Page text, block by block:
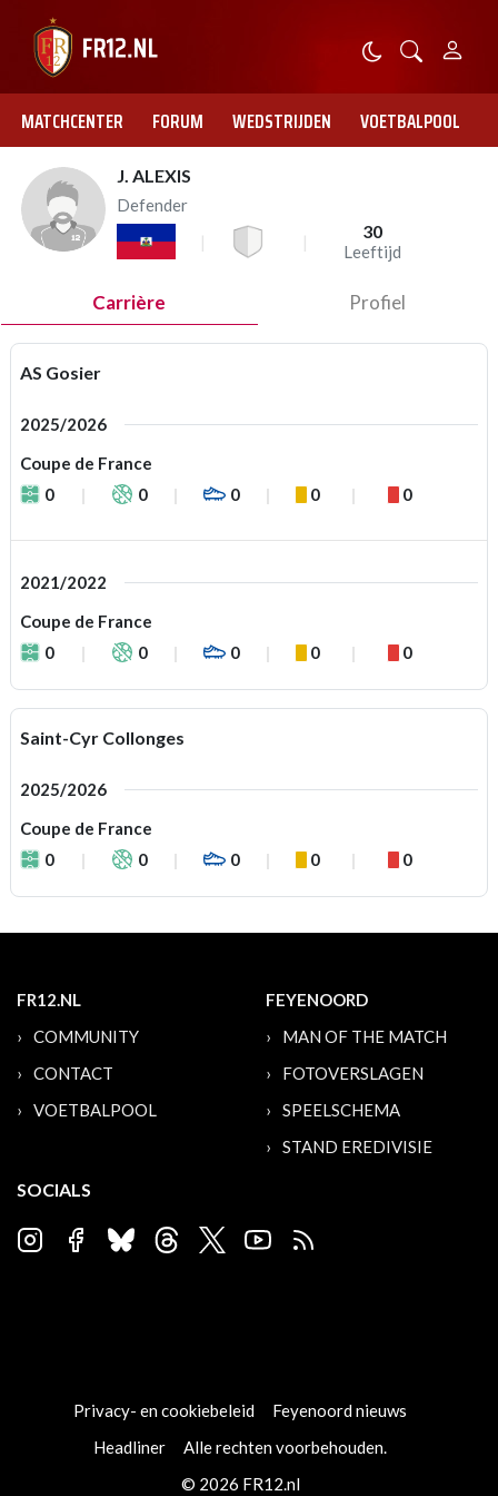
MATCHCENTER FORUM WEDSTRIJDEN VOETBALPOOL
J. ALEXIS
Defender
30
Leeftijd
Carrière Profiel
AS Gosier
2025/2026
Coupe de France
0
0 0 0 0
2021/2022
Coupe de France
0
0 0 0 0
Saint-Cyr Collonges
2025/2026
Coupe de France
0
0 0 0 0
FR12.NL
COMMUNITY
CONTACT
VOETBALPOOL
FEYENOORD
MAN OF THE MATCH
FOTOVERSLAGEN
SPEELSCHEMA
STAND EREDIVISIE
SOCIALS
Privacy- en cookiebeleid
Feyenoord nieuws
Headliner
Alle rechten voorbehouden.
© 2026 FR12.nl